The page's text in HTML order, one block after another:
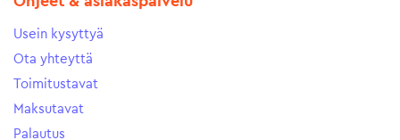
Usein kysyttyä
Ota yhteyttä
Toimitustavat
Maksutavat
Palautus